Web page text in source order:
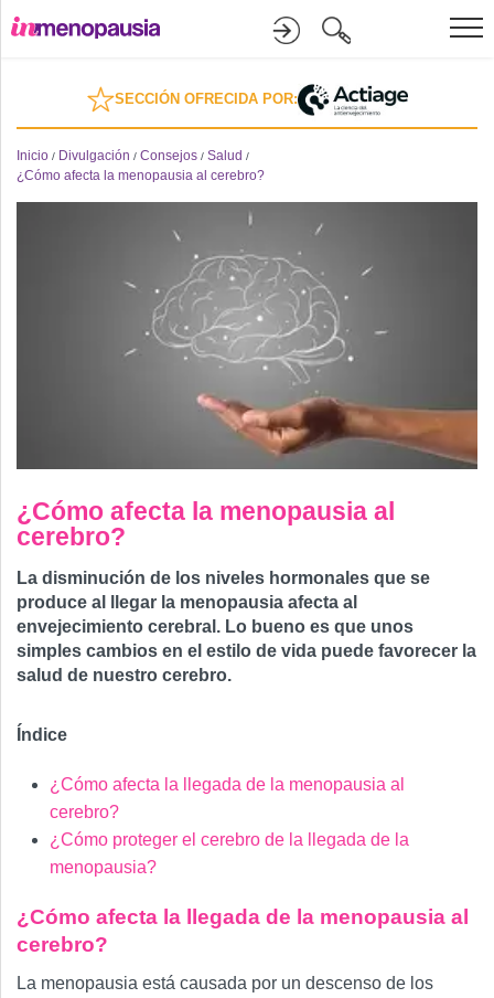
Formación
Online
Divulgación
Investigación
SECCIÓN OFRECIDA POR:
Inicio / Divulgación / Consejos / Salud /
¿Cómo afecta la menopausia al cerebro?
¿Cómo afecta la menopausia al
cerebro?
La disminución de los niveles hormonales que se
produce al llegar la menopausia afecta al
envejecimiento cerebral. Lo bueno es que unos
simples cambios en el estilo de vida puede favorecer la
salud de nuestro cerebro.
Índice
¿Cómo afecta la llegada de la menopausia al
cerebro?
¿Cómo proteger el cerebro de la llegada de la
menopausia?
¿Cómo afecta la llegada de la menopausia al
cerebro?
La menopausia está causada por un descenso de los